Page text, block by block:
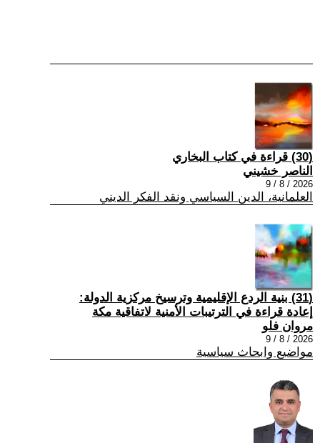
(30) قراءة في كتاب البخاري
الناصر خشيني
2026 / 8 / 9
العلمانية، الدين السياسي ونقد الفكر الديني
(31) بنية الردع الإقليمية وترسيخ مركزية الدولة:
إعادة قراءة في الترتيبات الأمنية لاتفاقية مكة
مروان فلو
2026 / 8 / 9
مواضيع وابحاث سياسية